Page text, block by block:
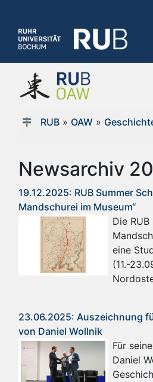
RUB» OAW»
Newsarchiv
19.12.2025: RUB Summer
Mandschurei im Museum“
Die
eine
(11.-
23.06.2025: Auszeichnung
von Daniel Wollnik
Für
Daniel